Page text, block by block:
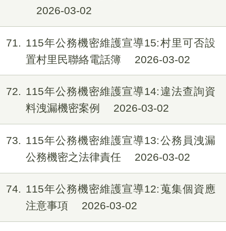
2026-03-02
71
115年公務機密維護宣導15:村里可否設
置村里民聯絡電話簿
2026-03-02
72
115年公務機密維護宣導14:違法查詢資
料洩漏機密案例
2026-03-02
73
115年公務機密維護宣導13:公務員洩漏
公務機密之法律責任
2026-03-02
74
115年公務機密維護宣導12:蒐集個資應
注意事項
2026-03-02